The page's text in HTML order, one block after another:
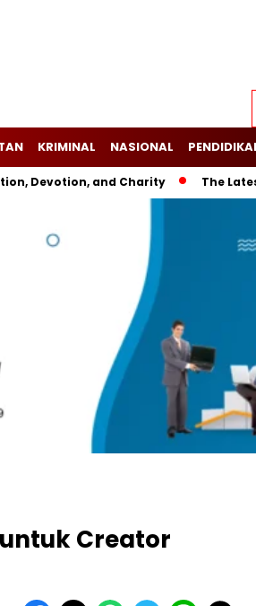
KRIMINAL NASIONAL
and Charity The Latest
Creator